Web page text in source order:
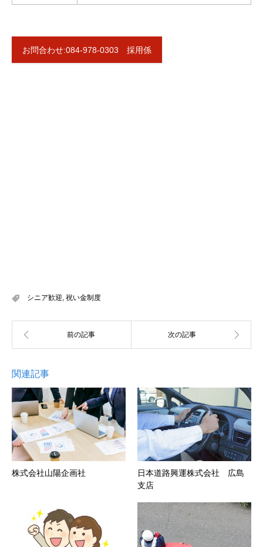
お問合わせ:084-978-0303 採用係
シニア歓迎, 祝い金制度
関連記事
株式会社山陽企画社
日本道路興運株式会社 広島
支店